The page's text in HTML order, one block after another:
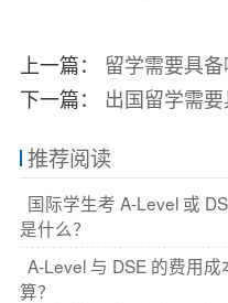
上一篇： 留学需要具备
下一篇： 出国留学需
推荐阅读
国际学生考 A-Level 或
是什么？
A-Level 与 DSE 的费用
算？